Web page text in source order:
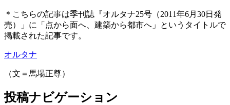
＊こちらの記事は季刊誌『オルタナ25号（2011年6月30日発
売）」に「点から面へ、建築から都市へ」というタイトルで
掲載された記事です。
オルタナ
（文＝馬場正尊）
投稿ナビゲーション